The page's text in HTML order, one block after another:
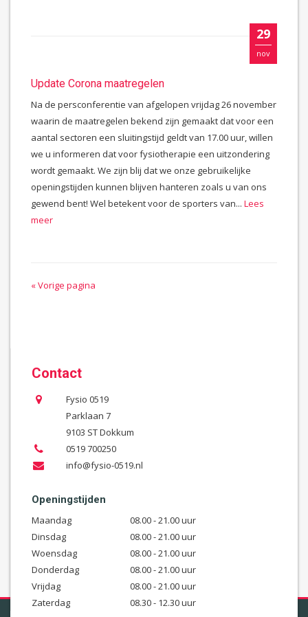
29
nov
Update Corona maatregelen
Na de persconferentie van afgelopen vrijdag 26 november
waarin de maatregelen bekend zijn gemaakt dat voor een
aantal sectoren een sluitingstijd geldt van 17.00 uur, willen
we u informeren dat voor fysiotherapie een uitzondering
wordt gemaakt. We zijn blij dat we onze gebruikelijke
openingstijden kunnen blijven hanteren zoals u van ons
gewend bent! Wel betekent voor de sporters van... Lees
meer
« Vorige pagina
Contact
Fysio 0519
Parklaan 7
9103 ST Dokkum
0519 700250
info@fysio-0519.nl
Openingstijden
Maandag
08.00 - 21.00 uur
Dinsdag
08.00 - 21.00 uur
Woensdag
08.00 - 21.00 uur
Donderdag
08.00 - 21.00 uur
Vrijdag
08.00 - 21.00 uur
Zaterdag
08.30 - 12.30 uur